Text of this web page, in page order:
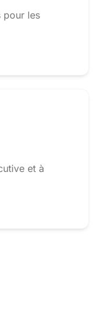
pour les
et à